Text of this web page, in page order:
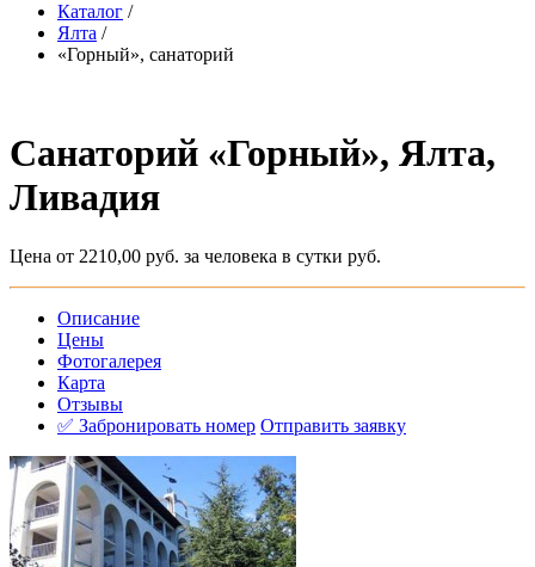
Каталог /
Ялта /
«Горный», санаторий
Санаторий «Горный», Ялта,
Ливадия
Цена от 2210,00 руб. за человека в сутки руб.
Описание
Цены
Фотогалерея
Карта
Отзывы
✅ Забронировать номер Отправить заявку